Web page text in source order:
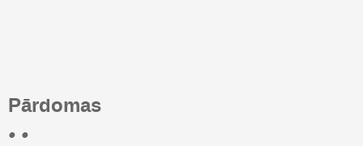
Pārdomas
• •